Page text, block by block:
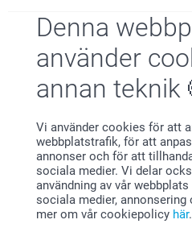
Denna
använder
annan teknik
Vi använder cookies för att
webbplatstrafik, för att
annonser och för att
sociala medier. Vi delar
användning av vår
sociala medier, annonsering
mer om vår cookiepolicy här.
Tallriksunderlägg plast -1st
4 varianter
Från 119,00
(82 omdömen)
Varför